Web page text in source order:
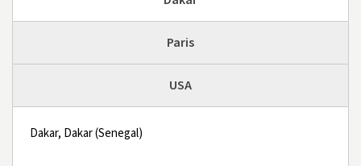
Paris
USA
Dakar, Dakar (Senegal)